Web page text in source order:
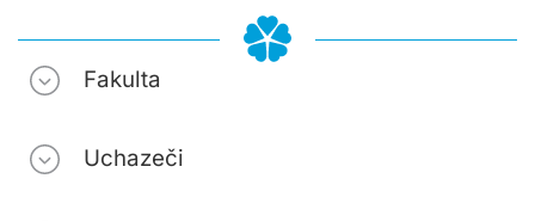
Fakulta
Uchazeči